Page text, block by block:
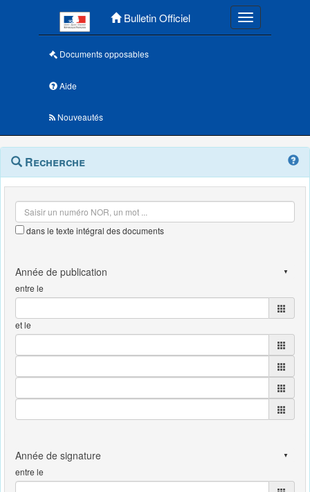
Bulletin Officiel Toggle
Documents opposables
Aide
Nouveautés
Navigation
outils
Menu
contextuel
Recherche
dans le texte intégral des documents
entre le
et le
entre le